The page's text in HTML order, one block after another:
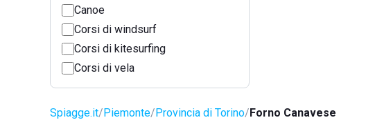
Canoe
Corsi di windsurf
Corsi di kitesurfing
Corsi di vela
Spiagge.it Piemonte Provincia di Torino Forno Canavese